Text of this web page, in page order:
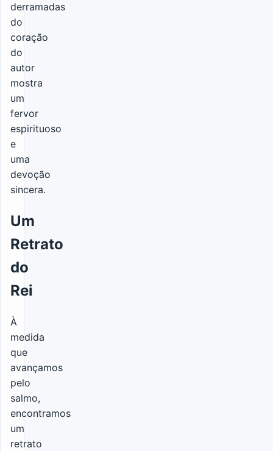
derramadas
do
coração
do
autor
mostra
um
fervor
espirituoso
e
uma
devoção
sincera.
Um
Retrato
do
Rei
À
medida
que
avançamos
pelo
salmo,
encontramos
um
retrato